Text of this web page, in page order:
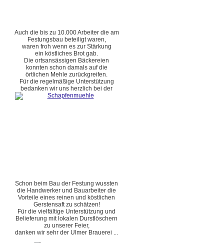
Auch die bis zu 10.000 Arbeiter die am
Festungsbau beteiligt waren,
waren froh wenn es zur Stärkung
ein köstliches Brot gab.
Die ortsansässigen Bäckereien
konnten schon damals auf die
örtlichen Mehle zurückgreifen.
Für die regelmäßige Unterstützung
bedanken wir uns herzlich bei der
Schon beim Bau der Festung wussten
die Handwerker und Bauarbeiter die
Vorteile eines reinen und köstlichen
Gerstensaft zu schätzen!
Für die vielfältige Unterstützung und
Belieferung mit lokalen Durstlöschern
zu unserer Feier,
danken wir sehr der Ulmer Brauerei ...